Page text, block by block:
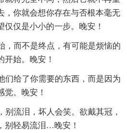
，你就会想你存在与否根本毫无
仅是小小的一步。晚安！
，而不是终点，有可能是烦恼的
开始。晚安！
们给了你需要的东西，而是因为
觉。晚安！
别流泪，坏人会笑。欲戴其冠，
别轻易流泪…晚安！